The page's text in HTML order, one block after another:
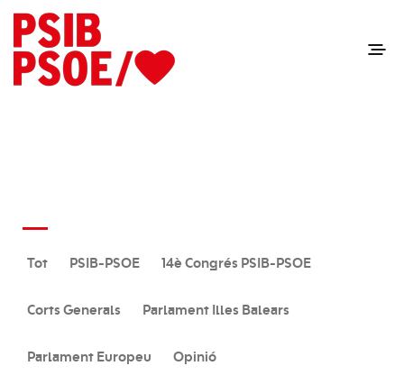
Tot PSIB-PSOE 14è Congrés PSIB-PSOE
Corts Generals Parlament Illes Balears
Parlament Europeu Opinió